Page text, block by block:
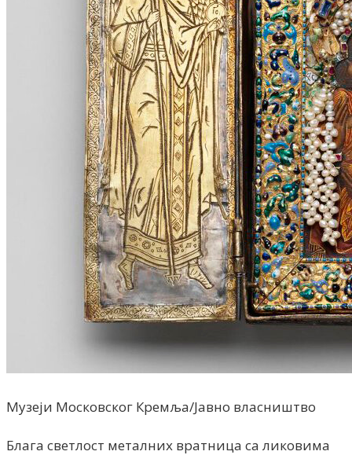
Музеји Московског Кремља/Јавно власништво
Блага светлост металних вратница са ликовима